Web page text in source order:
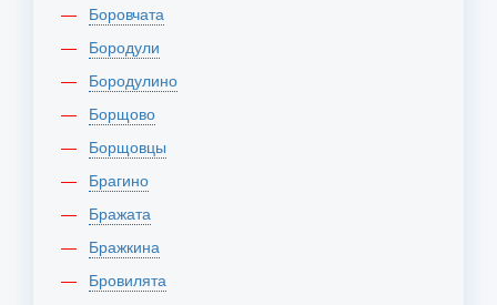
Боровчата
Бородули
Бородулино
Борщово
Борщовцы
Брагино
Бражата
Бражкина
Бровилята